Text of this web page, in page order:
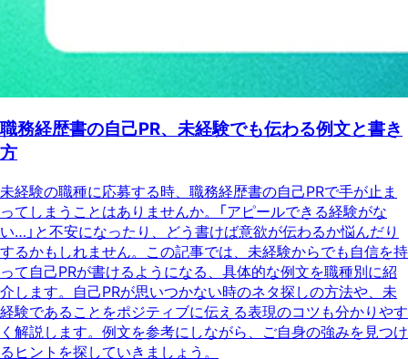
職務経歴書の自己PR、未経験でも伝わる例文と書き
方
未経験の職種に応募する時、職務経歴書の自己PRで手が止ま
ってしまうことはありませんか。「アピールできる経験がな
い…」と不安になったり、どう書けば意欲が伝わるか悩んだり
するかもしれません。この記事では、未経験からでも自信を持
って自己PRが書けるようになる、具体的な例文を職種別に紹
介します。自己PRが思いつかない時のネタ探しの方法や、未
経験であることをポジティブに伝える表現のコツも分かりやす
く解説します。例文を参考にしながら、ご自身の強みを見つけ
るヒントを探していきましょう。